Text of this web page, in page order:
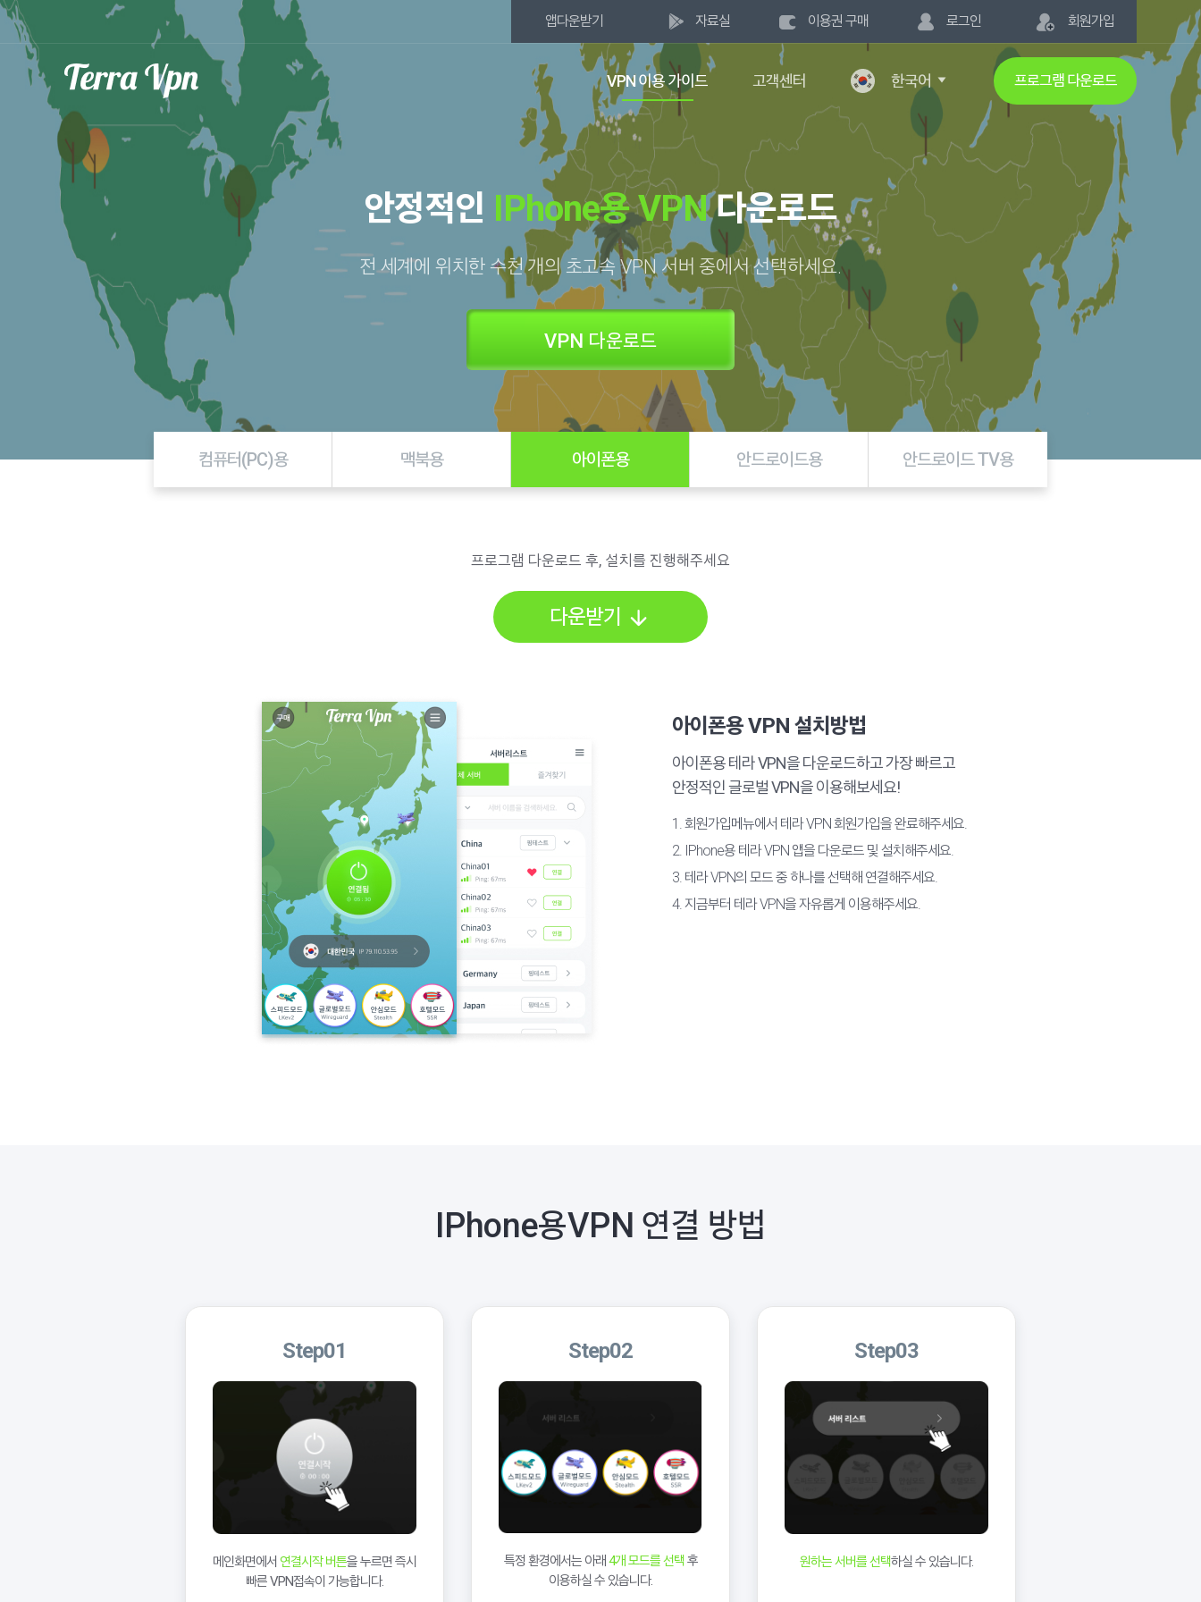
앱다운받기 자료실 이용권 구매 로그인 회원가입
VPN 이용 가이드 고객센터 한국어 프로그램 다운로드
안정적인 IPhone용 VPN다운로드
전 세계에 위치한 수천 개의 초고속 VPN 서버 중에서 선택하세요.
VPN 다운로드
컴퓨터(PC)용 맥북용 아이폰용 안드로이드용 안드로이드 TV용
프로그램 다운로드 후, 설치를 진행해주세요
다운받기
아이폰용 VPN 설치방법
아이폰용 테라 VPN을 다운로드하고 가장 빠르고
안정적인 글로벌 VPN을 이용해보세요!
1. 회원가입메뉴에서 테라 VPN 회원가입을 완료해주세요.
2. IPhone용 테라 VPN 앱을 다운로드 및 설치해주세요.
3. 테라 VPN의 모드 중 하나를 선택해 연결해주세요.
4. 지금부터 테라 VPN을 자유롭게 이용해주세요.
IPhone용VPN 연결 방법
Step01
메인화면에서 연결시작 버튼을 누르면 즉시
빠른 VPN접속이 가능합니다.
Step02
특정 환경에서는 아래 4개 모드를 선택 후
이용하실 수 있습니다.
Step03
원하는 서버를 선택하실 수 있습니다.